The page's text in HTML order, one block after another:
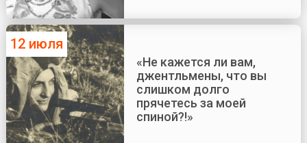
12 июля
«Не кажется ли вам,
джентльмены, что вы
слишком долго
прячетесь за моей
спиной?!»